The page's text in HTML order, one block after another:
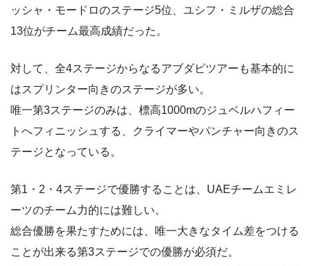
ッシャ・モードロのステージ5位、ユシフ・ミルザの総合
13位がチーム最高成績だった。
対して、全4ステージからなるアブダビツアーも基本的に
はスプリンター向きのステージが多い。
唯一第3ステージのみは、標高1000mのジュベルハフィー
トへフィニッシュする、クライマーやパンチャー向きのス
テージとなっている。
第1・2・4ステージで優勝することは、UAEチームエミレ
ーツのチーム力的には難しい。
総合優勝を果たすためには、唯一大きなタイム差をつける
ことが出来る第3ステージでの優勝が必須だ。